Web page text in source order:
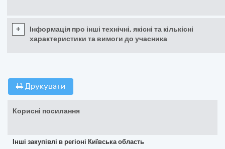
+
Інформація про інші технічні, якісні та кількісні
характеристики та вимоги до учасника
Друкувати
Корисні посилання
Інші закупівлі в регіоні Київська область